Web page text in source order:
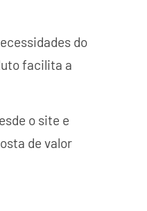
do
facilita a
o site e
de valor